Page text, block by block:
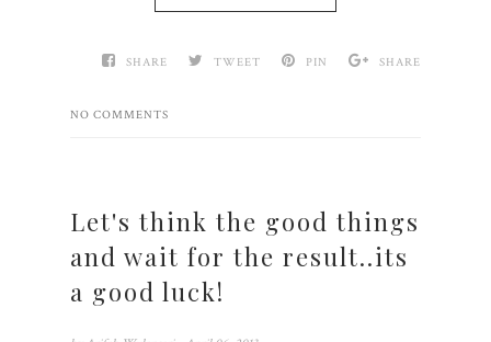
SHARE TWEET PIN SHARE
NO COMMENTS
Let's think the good things
and wait for the result..its
a good luck!